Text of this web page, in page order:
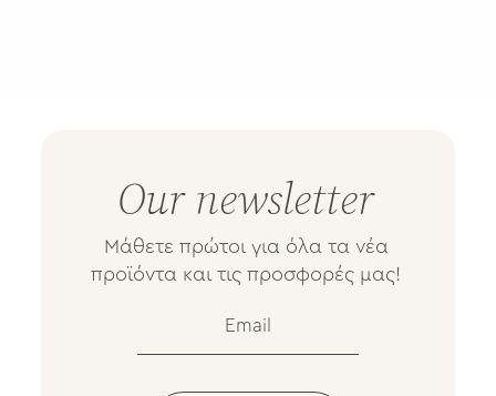
Our newsletter
Mάθετε πρώτοι για όλα τα νέα
προϊόντα και τις προσφορές μας!